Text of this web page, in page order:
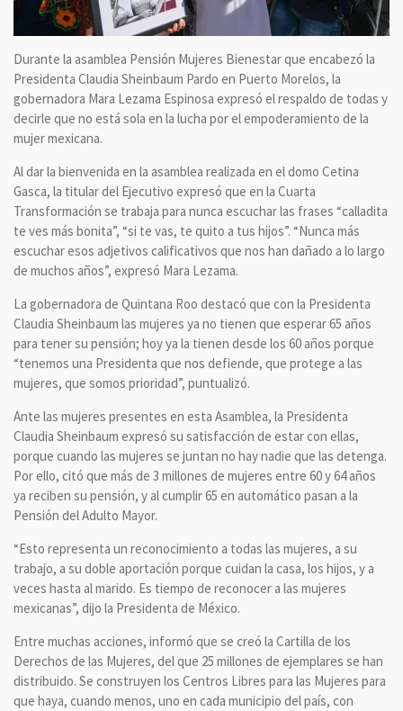
Durante la asamblea Pensión Mujeres Bienestar que encabezó la
Presidenta Claudia Sheinbaum Pardo en Puerto Morelos, la
gobernadora Mara Lezama Espinosa expresó el respaldo de todas y
decirle que no está sola en la lucha por el empoderamiento de la
mujer mexicana.
Al dar la bienvenida en la asamblea realizada en el domo Cetina
Gasca, la titular del Ejecutivo expresó que en la Cuarta
Transformación se trabaja para nunca escuchar las frases “calladita
te ves más bonita”, “si te vas, te quito a tus hijos”. “Nunca más
escuchar esos adjetivos calificativos que nos han dañado a lo largo
de muchos años”, expresó Mara Lezama.
La gobernadora de Quintana Roo destacó que con la Presidenta
Claudia Sheinbaum las mujeres ya no tienen que esperar 65 años
para tener su pensión; hoy ya la tienen desde los 60 años porque
“tenemos una Presidenta que nos defiende, que protege a las
mujeres, que somos prioridad”, puntualizó.
Ante las mujeres presentes en esta Asamblea, la Presidenta
Claudia Sheinbaum expresó su satisfacción de estar con ellas,
porque cuando las mujeres se juntan no hay nadie que las detenga.
Por ello, citó que más de 3 millones de mujeres entre 60 y 64 años
ya reciben su pensión, y al cumplir 65 en automático pasan a la
Pensión del Adulto Mayor.
“Esto representa un reconocimiento a todas las mujeres, a su
trabajo, a su doble aportación porque cuidan la casa, los hijos, y a
veces hasta al marido. Es tiempo de reconocer a las mujeres
mexicanas”, dijo la Presidenta de México.
Entre muchas acciones, informó que se creó la Cartilla de los
Derechos de las Mujeres, del que 25 millones de ejemplares se han
distribuido. Se construyen los Centros Libres para las Mujeres para
que haya, cuando menos, uno en cada municipio del país, con